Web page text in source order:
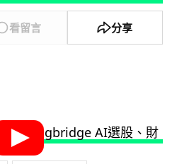
看留言 分享